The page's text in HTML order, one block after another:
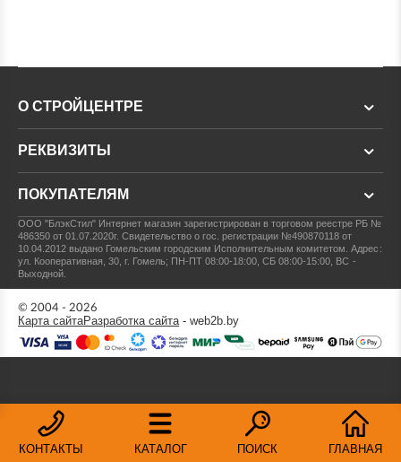
КОНТАКТЫ КАТАЛОГ ПОИСК ГЛАВНАЯ
О СТРОЙЦЕНТРЕ
РЕКВИЗИТЫ
ПОКУПАТЕЛЯМ
ООО "БлэкСтил" Интернет магазин зарегистрирован в торговом реестре РБ №
486350 от 01.07.2020г.Свидетельство о гос. регистрации №490870118 от
10.04.2012 выдано Гомельским городским Исполнительным комитетом.Адрес:
ул. Кооперативная, 30, г. Гомель; ПН-ПТ 08:00-18:00, СБ 08:00-15:00, ВС -
Выходной.
© 2004 - 2026
Карта сайтаРазработка сайта- web2b.by